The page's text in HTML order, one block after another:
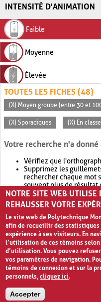
INTENSITÉ D'ANIMATION
Faible
Moyenne
Élevée
TOUTES LES FICHES (48)
(X) Moyen groupe (entre 30 et
(X) Sporadiques (X) En
Votre recherche n'a
Vérifiez que
Supprimez les
rechercher chaque mot
souvent plus de résultat
Envisagez d'élargir
retournera souvent
NOTRE SITE WEB UTILISE
REHAUSSER VOTRE
Le site web de Polytechnique
afin de recueillir des
expérience à ses visiteurs. En
l’utilisation de ces témoins
d’utilisation. Vous pouvez
vos paramètres de navigation.
témoins de connexion et sur la
personnels,cliquez ici.
Accepter